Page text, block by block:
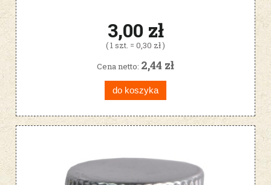
3,00 zł
( 1 szt. = 0,30 zł )
Cena netto: 2,44 zł
do koszyka